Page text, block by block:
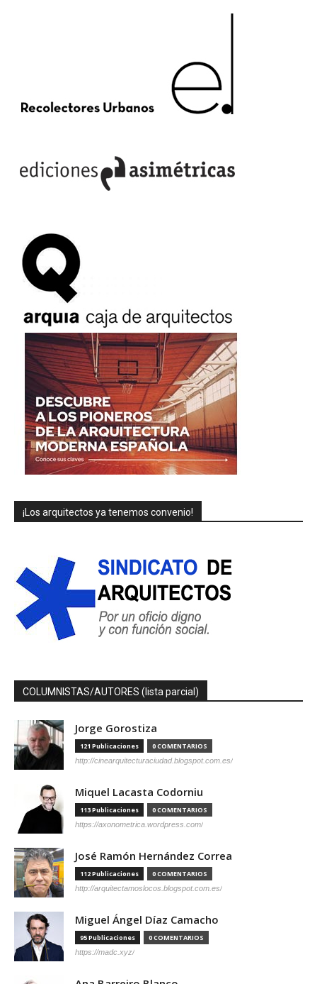
¡Los arquitectos ya tenemos convenio!
COLUMNISTAS/AUTORES (lista parcial)
Jorge Gorostiza
121 Publicaciones 0 COMENTARIOS
http://cinearquitecturaciudad.blogspot.com.es/
Miquel Lacasta Codorniu
113 Publicaciones 0 COMENTARIOS
https://axonometrica.wordpress.com/
José Ramón Hernández Correa
112 Publicaciones 0 COMENTARIOS
http://arquitectamoslocos.blogspot.com.es/
Miguel Ángel Díaz Camacho
95 Publicaciones 0 COMENTARIOS
https://madc.xyz/